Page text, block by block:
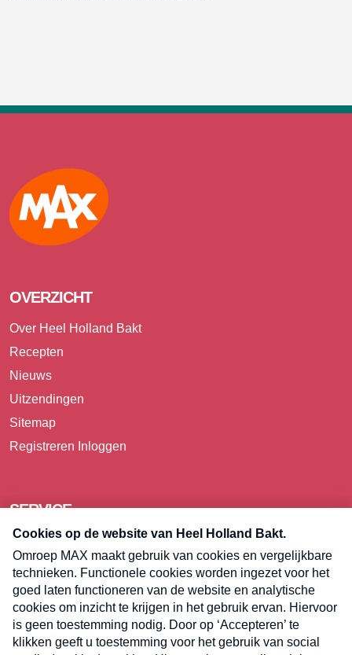
Max
OVERZICHT
Over Heel Holland Bakt
Recepten
Nieuws
Uitzendingen
Sitemap
Registreren Inloggen
SERVICE
Over Omroep MAX
Pers
Contact
Algemene voorwaarden
Privacyverklaring